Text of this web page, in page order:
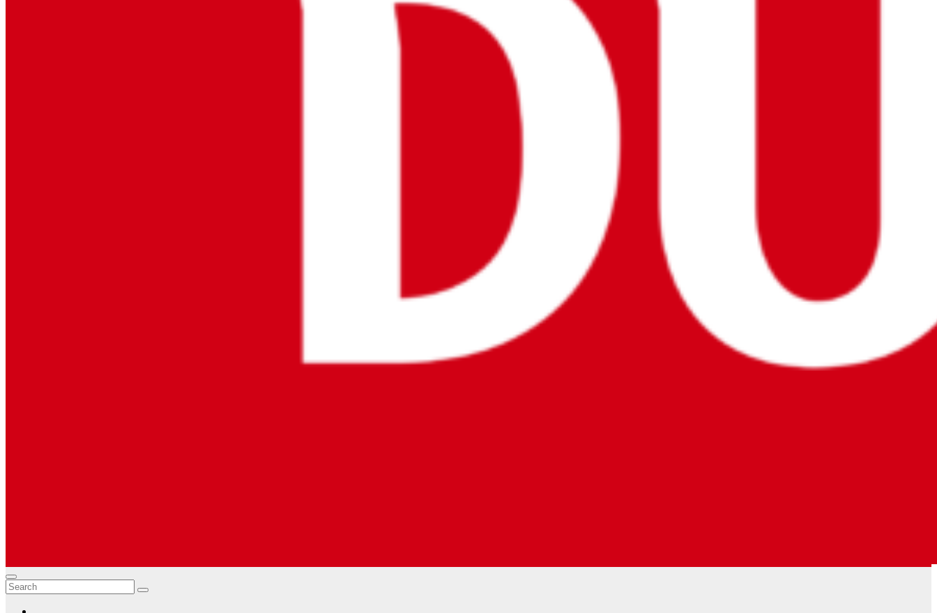
Dugopolje Portal
Najnovije vijesti Hrvatske, Dalmacije i Svijeta